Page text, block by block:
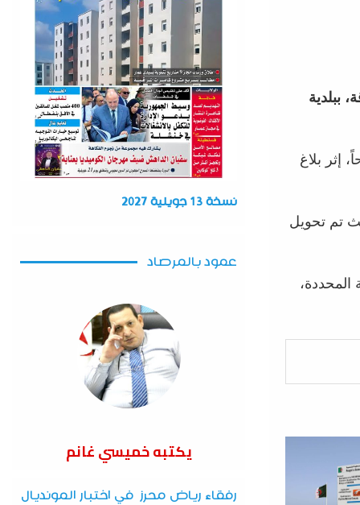
ببلدية
لها أنها تدخلت في حدود الساعة 08:18 صباحاً، إثر بلاغ
جنس ذكر، حيث تم تحويل
المحددة،
نسخة 13 جويلية 2027
عمود بالمرصاد
يكتبه خميسي غانم
رفقاء رياض محرز في اختبار المونديال